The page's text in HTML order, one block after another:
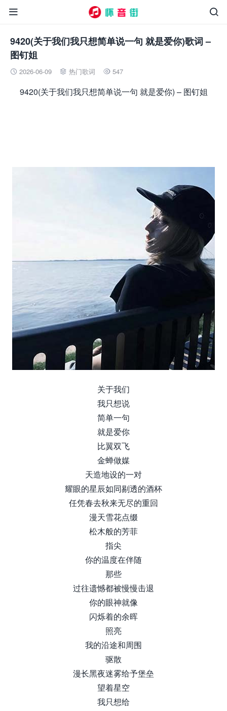


9420(关于我们我只想简单说一句 就是爱你)歌词 –
图钉姐
 2026-06-09  热门歌词  547
9420(关于我们我只想简单说一句 就是爱你) – 图钉姐
关于我们
我只想说
简单一句
就是爱你
比翼双飞
金蝉做媒
天造地设的一对
耀眼的星辰如同剔透的酒杯
任凭春去秋来无尽的重回
漫天雪花点缀
松木般的芳菲
指尖
你的温度在伴随
那些
过往遗憾都被慢慢击退
你的眼神就像
闪烁着的余晖
照亮
我的沿途和周围
驱散
漫长黑夜迷雾给予堡垒
望着星空
我只想给